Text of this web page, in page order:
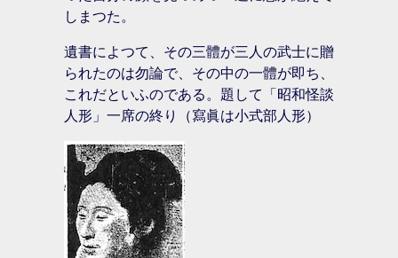
しまつた。
遺書によつて、その三體が三人の武士に贈
られたのは勿論で、その中の一體が即ち、
これだといふのである。題して「昭和怪談
人形」一席の終り（寫眞は小式部人形）